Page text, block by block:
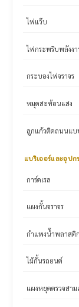
ไฟแว๊บ
ไฟกระพริบพลังง
กระบองไฟจราจร
หมุดสะท้อนแสง
ลูกแก้วติดถนนแบ
แบริเออร์และอุปก
การ์ดเรล
แผงกั้นจราจร
กำแพงน้ำพลาสติก
ไม้กั้นรถยนต์
แผงหยุดตรวจสาม